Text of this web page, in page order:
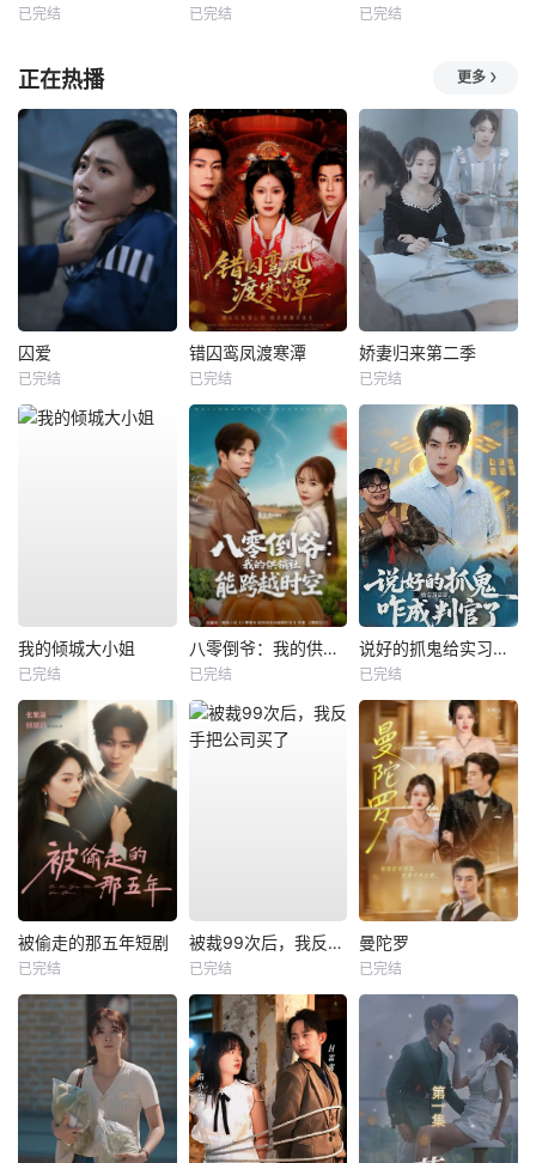
已完结 已完结 已完结
正在热播 更多
囚爱
已完结
错囚鸾凤渡寒潭
已完结
娇妻归来第二季
已完结
我的倾城大小姐
已完结
八零倒爷：我的供销社能跨时空
已完结
说好的抓鬼给实习证明，咋成判官了
已完结
被偷走的那五年短剧
已完结
被裁99次后，我反手把公司买了
已完结
曼陀罗
已完结